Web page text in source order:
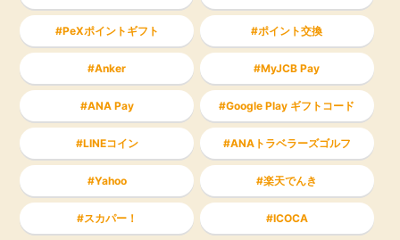
PeXポイントギフト ポイント交換
Anker MyJCB Pay
ANA Pay Google Play ギフトコード
LINEコイン ANAトラベラーズゴルフ
Yahoo 楽天でんき
スカパー！ ICOCA